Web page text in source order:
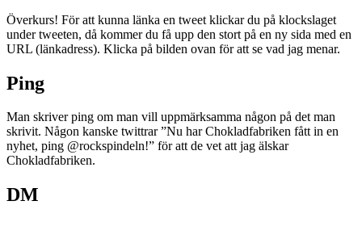
Överkurs! För att kunna länka en tweet klickar du på klockslaget
under tweeten, då kommer du få upp den stort på en ny sida med en
URL (länkadress). Klicka på bilden ovan för att se vad jag menar.
Ping
Man skriver ping om man vill uppmärksamma någon på det man
skrivit. Någon kanske twittrar ”Nu har Chokladfabriken fått in en
nyhet, ping @rockspindeln!” för att de vet att jag älskar
Chokladfabriken.
DM